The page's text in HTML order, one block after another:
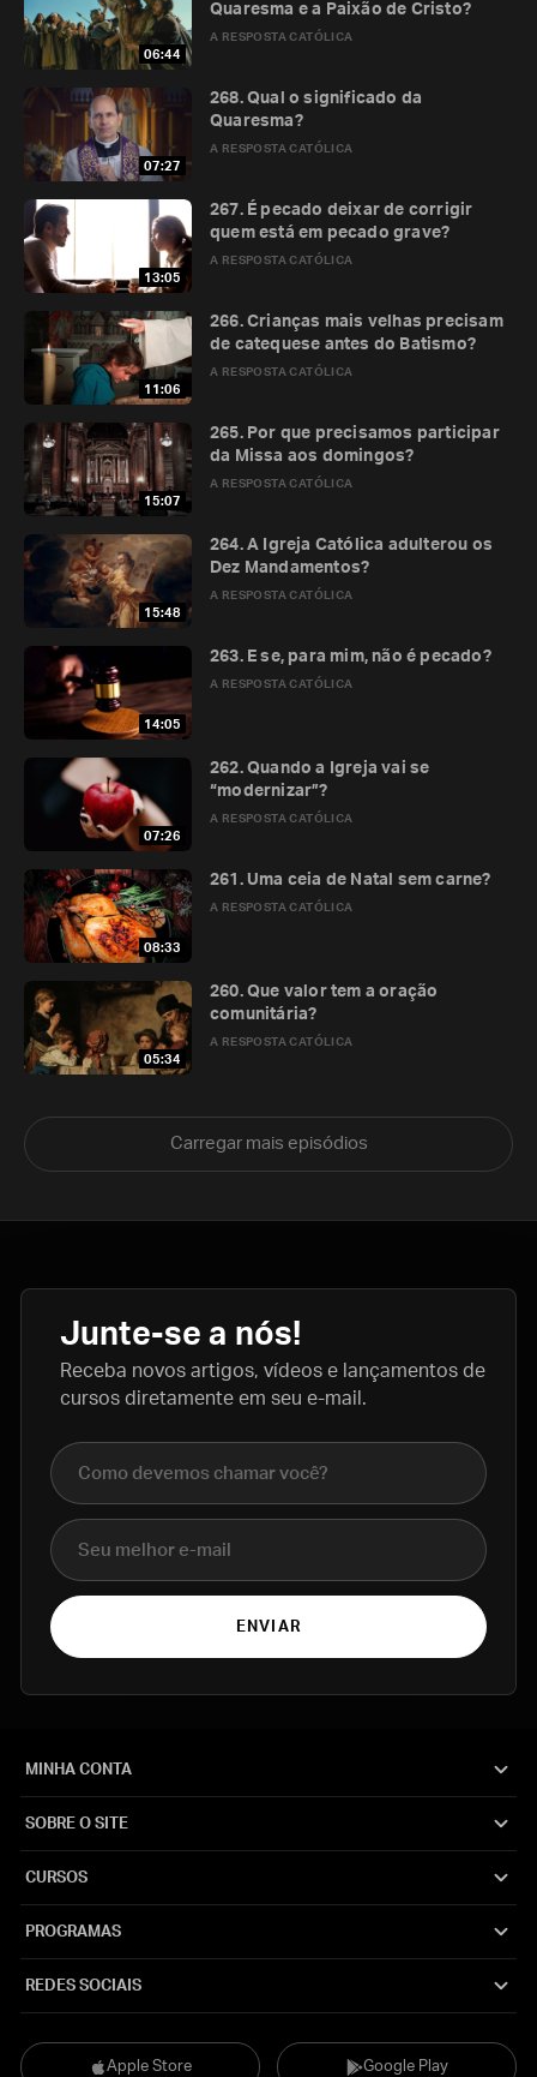
06:44
A RESPOSTA CATÓLICA
Quaresma e a Paixão de Cristo?
07:27
A RESPOSTA CATÓLICA
268. Qual o significado da
Quaresma?
13:05
A RESPOSTA CATÓLICA
267. É pecado deixar de corrigir
quem está em pecado grave?
11:06
A RESPOSTA CATÓLICA
266. Crianças mais velhas precisam
de catequese antes do Batismo?
15:07
A RESPOSTA CATÓLICA
265. Por que precisamos participar
da Missa aos domingos?
15:48
A RESPOSTA CATÓLICA
264. A Igreja Católica adulterou os
Dez Mandamentos?
14:05
A RESPOSTA CATÓLICA
263. E se, para mim, não é pecado?
07:26
A RESPOSTA CATÓLICA
262. Quando a Igreja vai se
“modernizar”?
08:33
A RESPOSTA CATÓLICA
261. Uma ceia de Natal sem carne?
05:34
A RESPOSTA CATÓLICA
260. Que valor tem a oração
comunitária?
Carregar mais episódios
Junte-se a nós!
Receba novos artigos, vídeos e lançamentos de
cursos diretamente em seu e-mail.
Nome completo
E-mail
ENVIAR
Apple Store Google Play
MINHA CONTA
SOBRE O SITE
CURSOS
PROGRAMAS
REDES SOCIAIS